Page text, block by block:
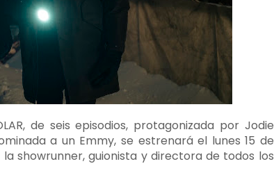
de seis episodios, protagonizada por Jodie
a un Emmy, se estrenará el lunes 15 de
la showrunner, guionista y directora de todos los